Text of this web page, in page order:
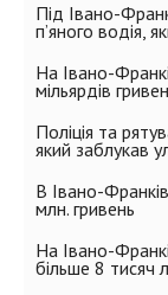
Під Івано-
п’яного водія,
На Івано-
мільярдів
Поліція та
який заблукав
В Івано-
млн. гривень
На Івано-
більше 8 тисяч